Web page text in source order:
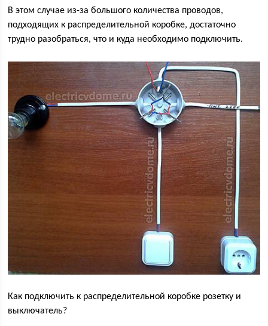
В этом случае из-за большого количества проводов,
подходящих к распределительной коробке, достаточно
трудно разобраться, что и куда необходимо подключить.
Как подключить к распределительной коробке розетку и
выключатель?